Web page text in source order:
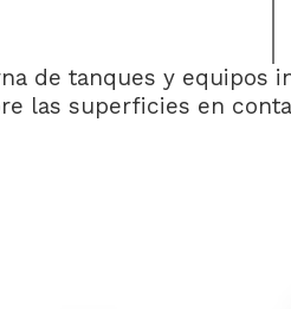
de tanques y equipos
las superficies en